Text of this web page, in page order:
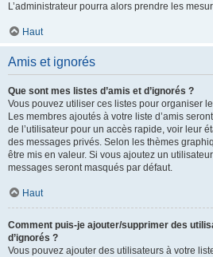
L’administrateur pourra alors prendre les
Haut
Amis et ignorés
Que sont mes listes d’amis et d’ignorés ?
Vous pouvez utiliser ces listes pour organiser
Les membres ajoutés à votre liste d’amis
de l’utilisateur pour un accès rapide, voir leur
des messages privés. Selon les thèmes
être mis en valeur. Si vous ajoutez un
messages seront masqués par défaut.
Haut
Comment puis-je ajouter/supprimer des
d’ignorés ?
Vous pouvez ajouter des utilisateurs à votre